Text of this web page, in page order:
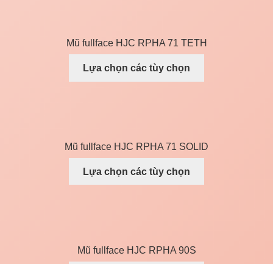
Mũ fullface HJC RPHA 71 TETH
Lựa chọn các tùy chọn
Mũ fullface HJC RPHA 71 SOLID
Lựa chọn các tùy chọn
Mũ fullface HJC RPHA 90S